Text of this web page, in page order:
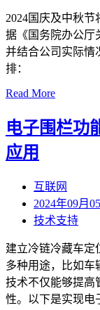
2024国庆及中秋
据《国务院办公厅
并结合公司实际情
排：
Read More
电子围栏功
应用
互联网
2024年09月
技术支持
建立冷链冷藏车定
多种用途，比如车
技术不仅能够提高
性。以下是实现电